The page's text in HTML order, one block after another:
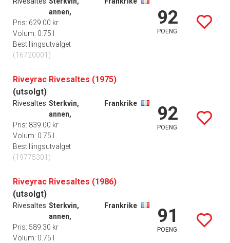
annen,
Pris: 629.00 kr
Volum: 0.75 l
Bestillingsutvalget
(16720001)
92
POENG
Riveyrac Rivesaltes (1975)
(utsolgt)
Rivesaltes Sterkvin,
annen,
Frankrike
Pris: 839.00 kr
Volum: 0.75 l
Bestillingsutvalget
(19775301)
92
POENG
Riveyrac Rivesaltes (1986)
(utsolgt)
Rivesaltes Sterkvin,
annen,
Frankrike
Pris: 589.30 kr
Volum: 0.75 l
91
POENG